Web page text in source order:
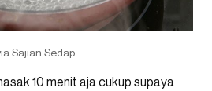
Sajian Sedap
10 menit aja cukup supaya